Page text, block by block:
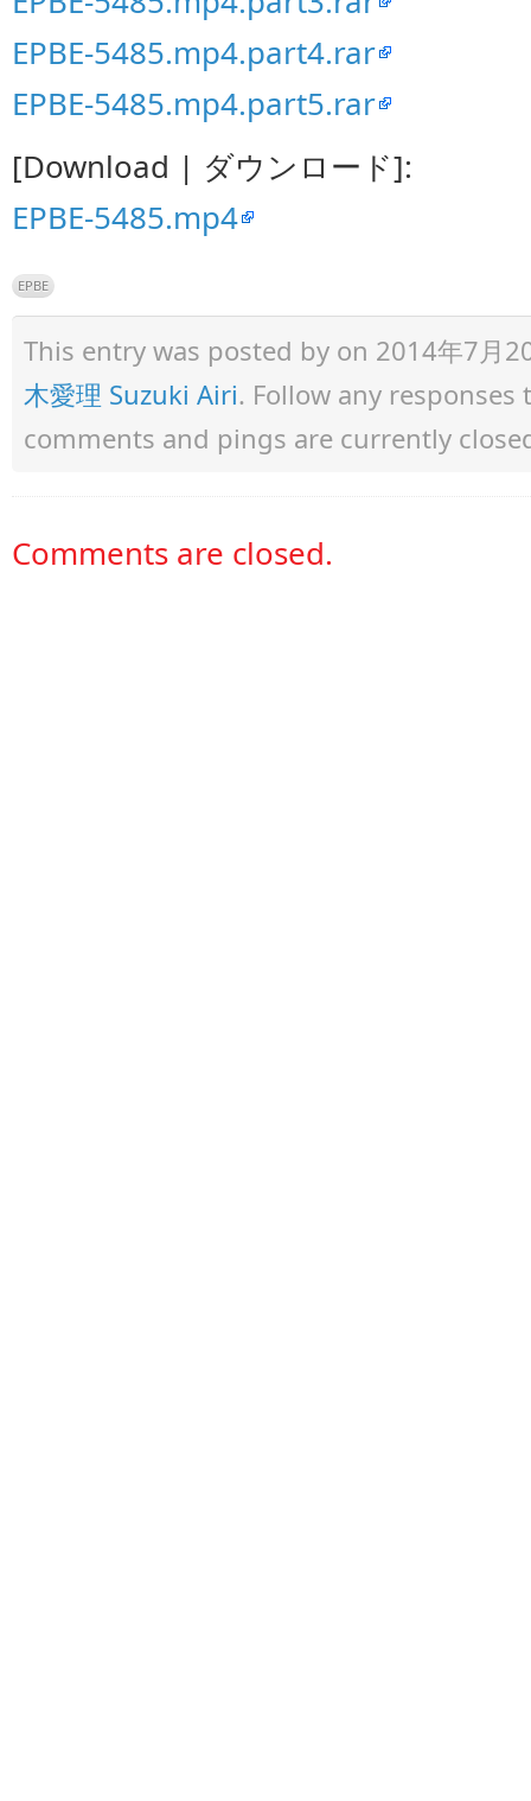
EPBE-5485.mp4.part4.rar
EPBE-5485.mp4.part5.rar
[Download | ダウンロード]:
EPBE-5485.mp4
EPBE
This entry was posted by on 2014年7月
木愛理 Suzuki Airi. Follow any
comments and pings are currently
Comments are closed.